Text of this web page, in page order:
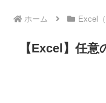
ホーム Excel（
【Excel】任意